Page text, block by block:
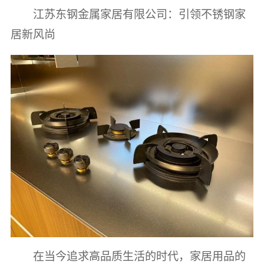
江苏东钢金属家居有限公司：引领不锈钢家
居新风尚
在当今追求高品质生活的时代，家居用品的